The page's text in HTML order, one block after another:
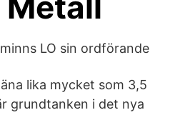
LO sin ordförande
lika mycket som 3,5
grundtanken i det nya